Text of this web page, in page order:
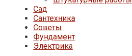
Сад
Сантехника
Советы
Фундамент
Электрика